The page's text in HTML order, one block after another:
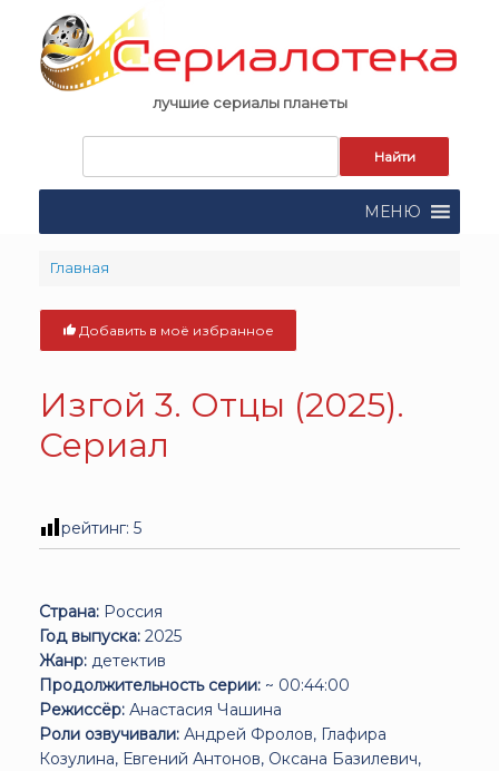
content
лучшие сериалы планеты
поиска:
МЕНЮ
Главная
Добавить в моё избранное
Изгой 3. Отцы (2025).
Сериал
рейтинг: 5
Страна: Россия
Год выпуска: 2025
Жанр: детектив
Продолжительность серии: ~ 00:44:00
Режиссёр: Анастасия Чашина
Роли озвучивали: Андрей Фролов, Глафира
Козулина, Евгений Антонов, Оксана Базилевич,